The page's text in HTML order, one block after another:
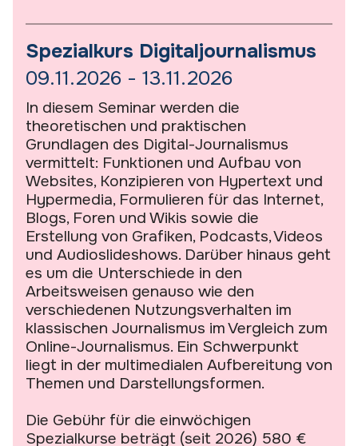
Spezialkurs Digitaljournalismus
09.11.2026 - 13.11.2026
In diesem Seminar werden die
theoretischen und praktischen
Grundlagen des Digital-Journalismus
vermittelt: Funktionen und Aufbau von
Websites, Konzipieren von Hypertext und
Hypermedia, Formulieren für das Internet,
Blogs, Foren und Wikis sowie die
Erstellung von Grafiken, Podcasts, Videos
und Audioslideshows. Darüber hinaus geht
es um die Unterschiede in den
Arbeitsweisen genauso wie den
verschiedenen Nutzungsverhalten im
klassischen Journalismus im Vergleich zum
Online-Journalismus. Ein Schwerpunkt
liegt in der multimedialen Aufbereitung von
Themen und Darstellungsformen.
Die Gebühr für die einwöchigen
Spezialkurse beträgt (seit 2026) 580 €